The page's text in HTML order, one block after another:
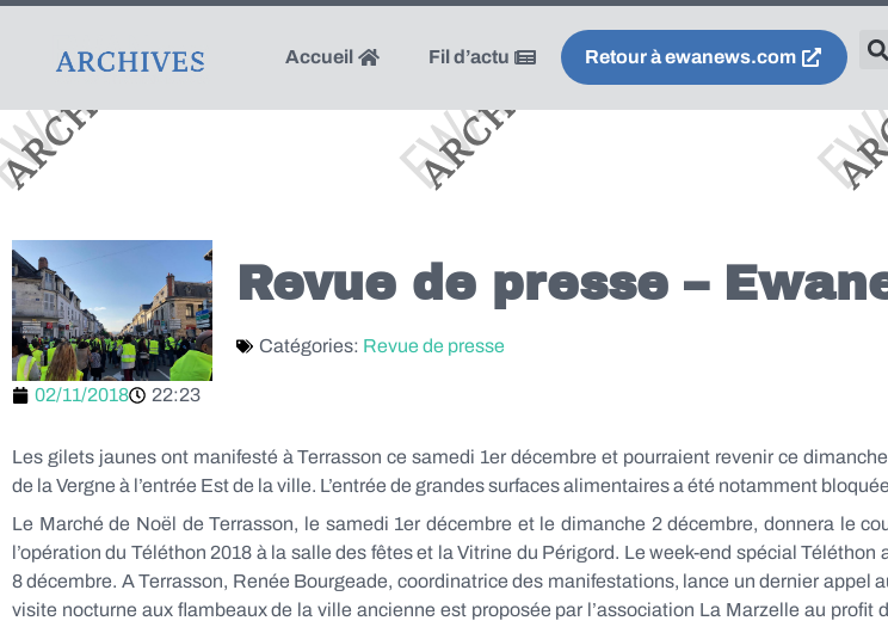
Accueil Fil d’actu Retour à ewanews.com
Revue de presse –
Catégories: Revue de presse
02/11/2018 22:23
Les gilets jaunes ont manifesté à Terrasson ce samedi 1er décembre et pourraient revenir ce
de la Vergne à l’entrée Est de la ville. L’entrée de grandes surfaces alimentaires a été notamment
Le Marché de Noël de Terrasson, le samedi 1er décembre et le dimanche 2 décembre, donnera le
l’opération du Téléthon 2018 à la salle des fêtes et la Vitrine du Périgord. Le week-end spécial Téléthon
8 décembre. A Terrasson, Renée Bourgeade, coordinatrice des manifestations, lance un dernier appel
visite nocturne aux flambeaux de la ville ancienne est proposée par l’association La Marzelle au profit